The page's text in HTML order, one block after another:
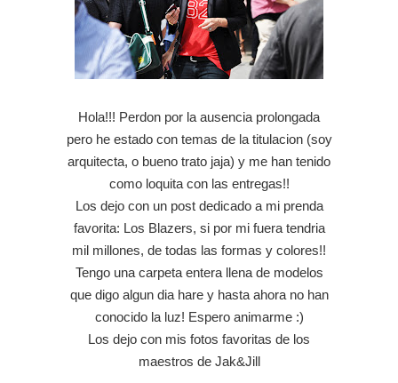
Hola!!! Perdon por la ausencia prolongada
pero he estado con temas de la titulacion (soy
arquitecta, o bueno trato jaja) y me han tenido
como loquita con las entregas!!
Los dejo con un post dedicado a mi prenda
favorita: Los Blazers, si por mi fuera tendria
mil millones, de todas las formas y colores!!
Tengo una carpeta entera llena de modelos
que digo algun dia hare y hasta ahora no han
conocido la luz! Espero animarme :)
Los dejo con mis fotos favoritas de los
maestros de Jak&Jill